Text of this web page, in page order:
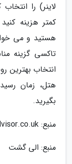
لاینر) را
کمتر هزینه
هستید و می
تاکسی گزینه
انتخاب بهترین
هتل، زمان
بگیرید.
منبع: tripadvisor.co.uk
منبع: الی گشت